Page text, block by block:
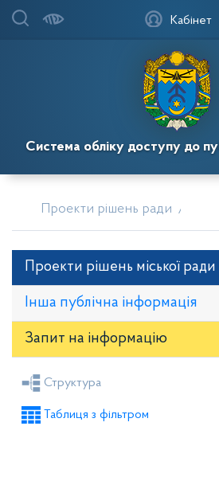
Система обліку доступу до
Кабінет
Проекти рішень ради
Проекти рішень міської ради
Інша публічна інформація
Запит на iнформацію
Рішення міської ради
Розпорядження голови
Структура
Таблиця з фільтром